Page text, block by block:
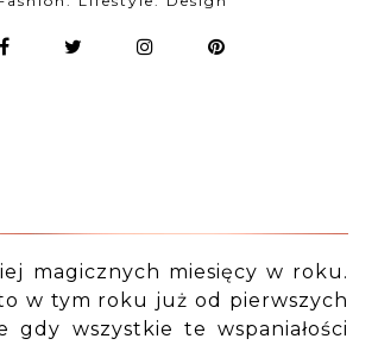
magicznych miesięcy w roku.
w tym roku już od pierwszych
gdy wszystkie te wspaniałości